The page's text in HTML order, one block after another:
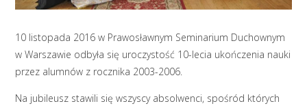
10 listopada 2016 w Prawosławnym Seminarium Duchownym
w Warszawie odbyła się uroczystość 10-lecia ukończenia nauki
przez alumnów z rocznika 2003-2006.
Na jubileusz stawili się wszyscy absolwenci, spośród których